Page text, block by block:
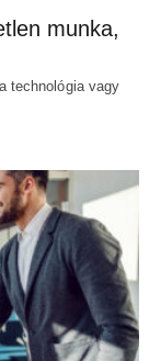
munka,
technológia vagy